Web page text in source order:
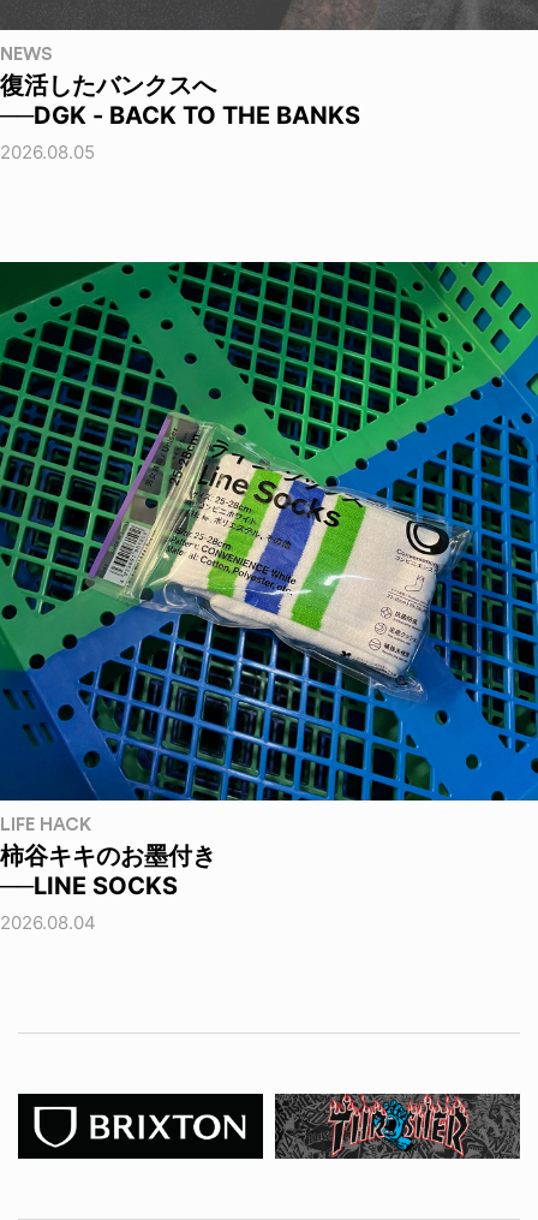
NEWS
復活したバンクスへ
──DGK - BACK TO THE BANKS
2026.08.05
LIFE HACK
柿谷キキのお墨付き
──LINE SOCKS
2026.08.04